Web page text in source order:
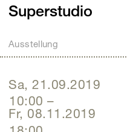
Superstudio
Ausstellung
Sa, 21.09.2019
10:00 –
Fr, 08.11.2019